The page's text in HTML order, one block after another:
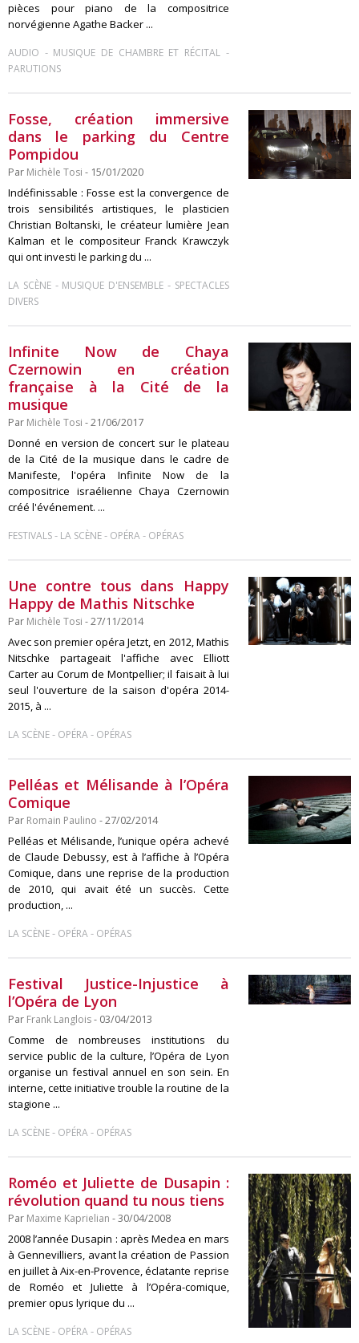
pièces pour piano de la compositrice
norvégienne Agathe Backer ...
AUDIO - MUSIQUE DE CHAMBRE ET RÉCITAL-
PARUTIONS
Fosse, création immersive
dans le parking du Centre
Pompidou
Par Michèle Tosi - 15/01/2020
Indéfinissable : Fosse est la convergence de
trois sensibilités artistiques, le plasticien
Christian Boltanski, le créateur lumière Jean
Kalman et le compositeur Franck Krawczyk
qui ont investi le parking du ...
LA SCÈNE- MUSIQUE D'ENSEMBLE - SPECTACLES
DIVERS
Infinite Now de Chaya
Czernowin en création
française à la Cité de la
musique
Par Michèle Tosi - 21/06/2017
Donné en version de concert sur le plateau
de la Cité de la musique dans le cadre de
Manifeste, l'opéra Infinite Now de la
compositrice israélienne Chaya Czernowin
créé l'événement. ...
FESTIVALS- LA SCÈNE- OPÉRA- OPÉRAS
Une contre tous dans Happy
Happy de Mathis Nitschke
Par Michèle Tosi - 27/11/2014
Avec son premier opéra Jetzt, en 2012, Mathis
Nitschke partageait l'affiche avec Elliott
Carter au Corum de Montpellier; il faisait à lui
seul l'ouverture de la saison d'opéra 2014-
2015, à ...
LA SCÈNE- OPÉRA- OPÉRAS
Pelléas et Mélisande à l’Opéra
Comique
Par Romain Paulino - 27/02/2014
Pelléas et Mélisande, l’unique opéra achevé
de Claude Debussy, est à l’affiche à l’Opéra
Comique, dans une reprise de la production
de 2010, qui avait été un succès. Cette
production, ...
LA SCÈNE- OPÉRA- OPÉRAS
Festival Justice-Injustice à
l’Opéra de Lyon
Par Frank Langlois- 03/04/2013
Comme de nombreuses institutions du
service public de la culture, l’Opéra de Lyon
organise un festival annuel en son sein. En
interne, cette initiative trouble la routine de la
stagione ...
LA SCÈNE- OPÉRA- OPÉRAS
Roméo et Juliette de Dusapin :
révolution quand tu nous tiens
Par Maxime Kaprielian - 30/04/2008
2008 l’année Dusapin : après Medea en mars
à Gennevilliers, avant la création de Passion
en juillet à Aix-en-Provence, éclatante reprise
de Roméo et Juliette à l’Opéra-comique,
premier opus lyrique du ...
LA SCÈNE- OPÉRA- OPÉRAS